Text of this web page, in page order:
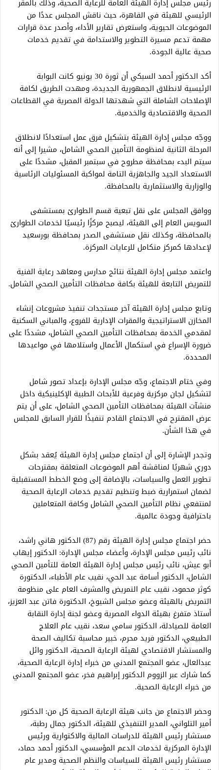
رئيس مجلس إدارة الهيئة العامة للرعاية الصحية، وذلك بالمقر
الرئيسي للهيئة في القاهرة، حيث ناقش المجلس عددًا من
الموضوعات الحيوية، واستعرض تقارير الأداء، وأصدر عدة قرارات
مهمة تدعم مسيرة التطوير والاستدامة في تقديم خدمات
صحية عالية الجودة.
أكد الدكتور أحمد السبكي أن ثورة 30 يونيو كانت البوابة
الرئيسية لانطلاق الجمهورية الجديدة، ومهدت الطريق لكافة
الإصلاحات الشاملة التي شهدتها الدولة المصرية في القطاعات
الصحية والاقتصادية والخدمية.
ووجّه مجلس إدارة الهيئة بتشكيل فرق عمل استعدادًا لانطلاق
المرحلة الثانية لمنظومة التأمين الصحي الشامل، مشيرا إلى أنه
سيتم البدء بمحافظة مطروح في سبتمبر المقبل، مشددًا على
الاستعداد الجيد والجاهزية التامة لمواكبة المسئوليات الرئاسية
والوزارية والاستثمارية بالمحافظة.
ووافق المجلس على نقل تبعية قسم الطوارئ بمستشفى
السويس العام إلى الهيئة، ليصبح مركزًا رئيسيًا لخدمات الطوارئ
بالمحافظة، وكذلك نقل مستشفى الصدر بمحافظة بورسعيد
لإعدادها كمركز متكامل للرعايات المركزة.
واعتمد مجلس إدارة الهيئة نتائج مدارس ومعاهد رعاية الفنية
للتمريض التابعة للهيئة بكافة محافظات التأمين الصحي الشامل.
وتابع مجلس إدارة الهيئة آخر مستجدات تنفيذ مشروعات إنشاء
المخازن الاستراتيجية والمقرات الإدارية للفروع، والمباني السكنية
لمقدمي الخدمة بمحافظات التأمين الصحي الشامل، مشددًا على
ضرورة الإسراع في استكمال الأعمال واستلامها في مواعيدها
المحددة.
وفي ختام الاجتماع، وجّه مجلس الإدارة بإعداد تصور شامل
لتشكيل لجان مركزية وفرعية للأبحاث الطبية الإكلينيكية داخل
منشآت الهيئة بمحافظات التأمين الصحي الشامل، على أن يتم
عرض المقترح في الاجتماع القادم تنفيذًا للقرار السابق للمجلس
في هذا الشأن.
وتجدر الإشارة إلى أن اجتماع مجلس إدارة الهيئة يُعقد بشكل
دوري شهريًا لمناقشة أهم الموضوعات المتعلقة بمقترحات
تطوير العمل والسياسات، بالإضافة إلى وضع الخطط المستقبلية
لضمان استمرارية ضبط وتنظيم تقديم خدمات الرعاية الصحية
لمنتفعي نظام التأمين الصحي الشامل وكافة المتعاملين
باحترافية وجودة عالمية.
حضر اجتماع مجلس إدارة الهيئة رقم (87) الدكتور هاني راشد،
نائب رئيس مجلس الإدارة، وأعضاء مجلس الإدارة: الدكتور إيهاب
أبو عيش، نائب رئيس مجلس إدارة الهيئة العامة للتأمين الصحي
الشامل، الدكتور أسامة عبد الحي، نقيب عام الأطباء، الدكتورة
كوثر محمود، نقيب عام التمريض والمشرف العام على منظومة
التمريض بالهيئة وعضو مجلس الشيوخ، الدكتورة فاتن عبد العزيز،
أستاذ متفرغ بهيئة الدواء المصرية وعضو لجنة إدارة النقابة
العامة للصيادلة، الدكتور سامي سعد، نقيب عام العلاج
الطبيعي، الدكتور فريد محرم، خبير محاسبة تكاليف الصحة
والمستشار الاقتصادي لهيئة الرعاية الصحية، الدكتور وائل
عبدالعال، عضو المجتمع المدني من خبراء إدارة الرعاية الصحية،
كما شارك عبر الزووم الدكتور إبراهيم فخر، عضو المجتمع المدني
من خبراء الرعاية الصحية.
وحضر الاجتماع من جانب هيئة الرعاية الصحية كل من: الدكتور
أمير التلواني، المدير التنفيذي للهيئة، الدكتور جمال رطبة،
مستشار رئيس الهيئة للدراسات المالية والاكتوارية ورئيس
الإدارة المركزية لخدمات الدعم المؤسسي، الدكتور أحمد حماد،
مستشار رئيس الهيئة للسياسات والنظم الصحية ومدير عام